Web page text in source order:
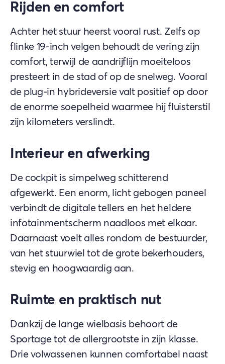
Rijden en comfort
Achter het stuur heerst vooral rust. Zelfs op
flinke 19-inch velgen behoudt de vering zijn
comfort, terwijl de aandrijflijn moeiteloos
presteert in de stad of op de snelweg. Vooral
de plug-in hybrideversie valt positief op door
de enorme soepelheid waarmee hij fluisterstil
zijn kilometers verslindt.
Interieur en afwerking
De cockpit is simpelweg schitterend
afgewerkt. Een enorm, licht gebogen paneel
verbindt de digitale tellers en het heldere
infotainmentscherm naadloos met elkaar.
Daarnaast voelt alles rondom de bestuurder,
van het stuurwiel tot de grote bekerhouders,
stevig en hoogwaardig aan.
Ruimte en praktisch nut
Dankzij de lange wielbasis behoort de
Sportage tot de allergrootste in zijn klasse.
Drie volwassenen kunnen comfortabel naast